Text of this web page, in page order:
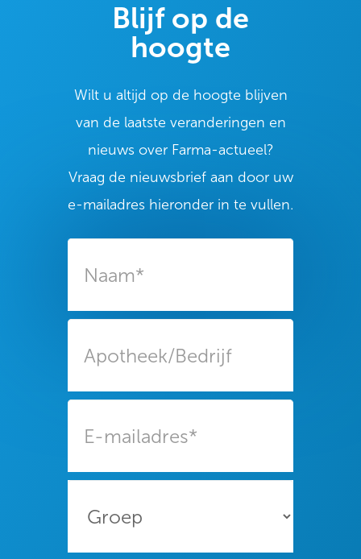
Blijf op de
hoogte
Wilt u altijd op de hoogte blijven
van de laatste veranderingen en
nieuws over Farma-actueel?
Vraag de nieuwsbrief aan door uw
e-mailadres hieronder in te vullen.